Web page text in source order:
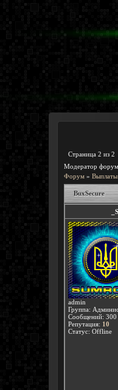
Страница 2 из 2
Модератор
Форум » Выплаты
BuxSecure
admin
Группа:
Сообщений: 300
Репутация: 10
Статус: Offline